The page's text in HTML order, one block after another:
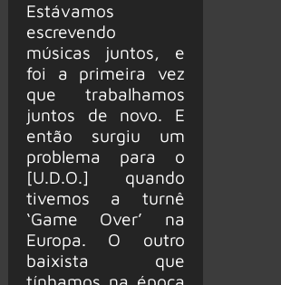
Estávamos
escrevendo
músicas juntos, e
foi a primeira vez
que trabalhamos
juntos de novo. E
então surgiu um
problema para o
[U.D.O.] quando
tivemos a turnê
‘Game Over’ na
Europa. O outro
baixista que
tínhamos na época